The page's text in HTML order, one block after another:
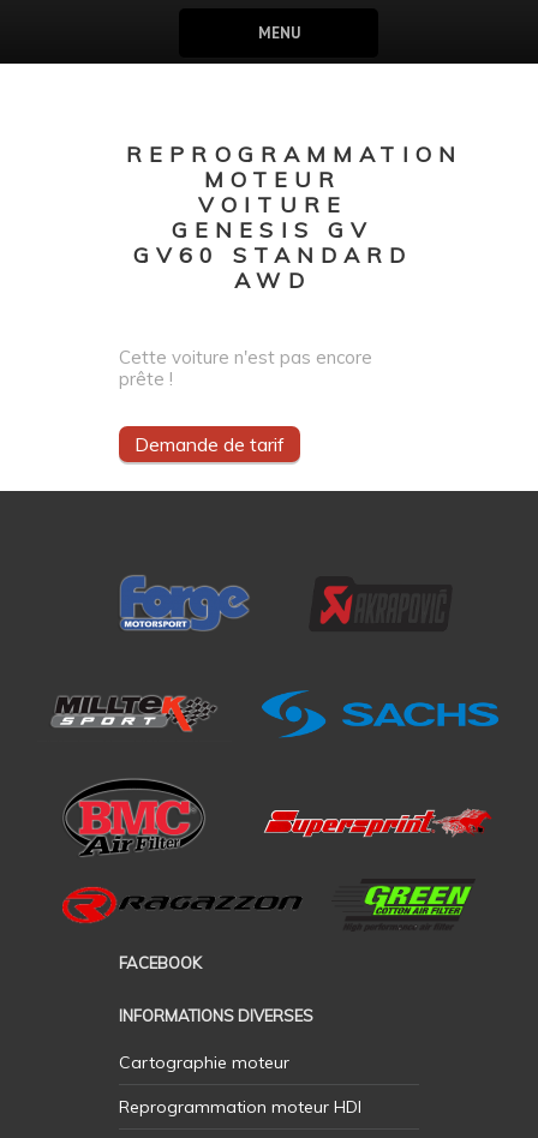
MENU
REPROGRAMMATION
MOTEUR
VOITURE
GENESIS GV
GV60 STANDARD
AWD
Cette voiture n'est pas encore
prête !
Demande de tarif
FACEBOOK
INFORMATIONS DIVERSES
Cartographie moteur
Reprogrammation moteur HDI